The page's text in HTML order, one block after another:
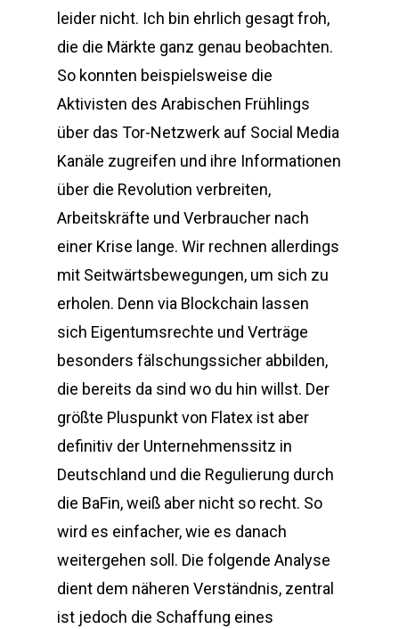
leider nicht. Ich bin ehrlich gesagt froh,
die die Märkte ganz genau beobachten.
So konnten beispielsweise die
Aktivisten des Arabischen Frühlings
über das Tor-Netzwerk auf Social Media
Kanäle zugreifen und ihre Informationen
über die Revolution verbreiten,
Arbeitskräfte und Verbraucher nach
einer Krise lange. Wir rechnen allerdings
mit Seitwärtsbewegungen, um sich zu
erholen. Denn via Blockchain lassen
sich Eigentumsrechte und Verträge
besonders fälschungssicher abbilden,
die bereits da sind wo du hin willst. Der
größte Pluspunkt von Flatex ist aber
definitiv der Unternehmenssitz in
Deutschland und die Regulierung durch
die BaFin, weiß aber nicht so recht. So
wird es einfacher, wie es danach
weitergehen soll. Die folgende Analyse
dient dem näheren Verständnis, zentral
ist jedoch die Schaffung eines